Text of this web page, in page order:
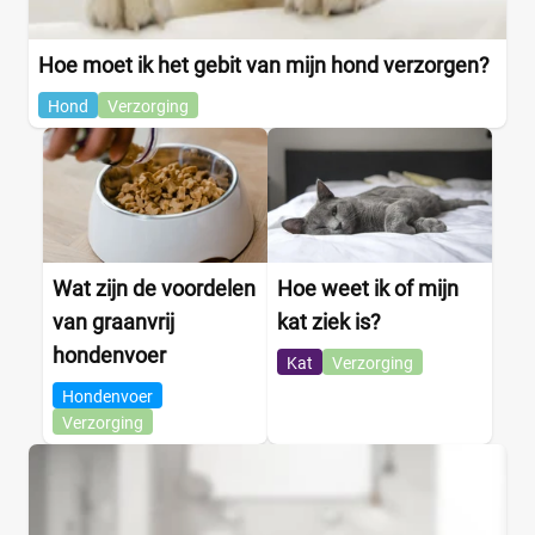
Hoe moet ik het gebit van mijn hond verzorgen?
Hond Verzorging
Wat zijn de voordelen
van graanvrij
hondenvoer
Hondenvoer
Verzorging
Hoe weet ik of mijn
kat ziek is?
Kat Verzorging